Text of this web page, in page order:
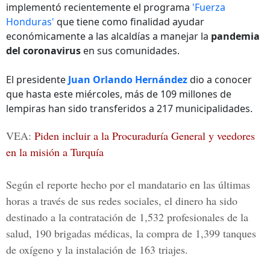
implementó recientemente el programa 'Fuerza
Honduras' que tiene como finalidad ayudar
económicamente a las alcaldías a manejar la pandemia
del coronavirus en sus comunidades.
El presidente Juan Orlando Hernándezdio a conocer
que hasta este miércoles, más de 109 millones de
lempiras han sido transferidos a 217 municipalidades.
VEA: Piden incluir a la Procuraduría General y veedores
en la misión a Turquía
Según el reporte hecho por el mandatario en las últimas
horas a través de sus redes sociales, el dinero ha sido
destinado a la contratación de 1,532 profesionales de la
salud, 190 brigadas médicas, la compra de 1,399 tanques
de oxígeno y la instalación de 163 triajes.